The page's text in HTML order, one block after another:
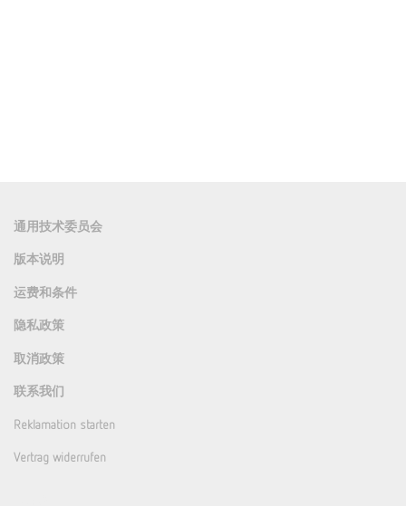
通用技术委员会
版本说明
运费和条件
隐私政策
取消政策
联系我们
Reklamation starten
Vertrag widerrufen